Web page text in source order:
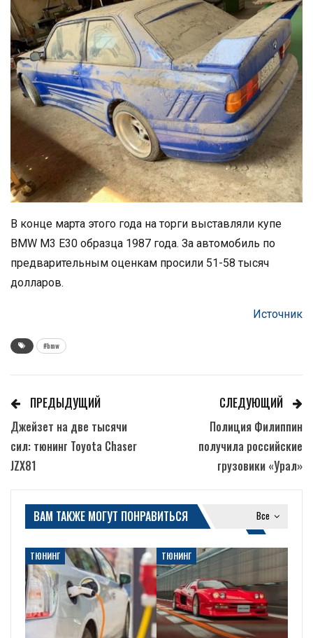
В конце марта этого года на торги выставляли купе
BMW M3 E30 образца 1987 года. За автомобиль по
предварительным оценкам просили 51-58 тысяч
долларов.
Источник
#bmw
ПРЕДЫДУЩИЙ
Джейзет на две тысячи
сил: тюнинг Toyota Chaser
JZX81
СЛЕДУЮЩИЙ
Полиция Филиппин
получила российские
грузовики «Урал»
Все
ВАМ ТАКЖЕ МОГУТ ПОНРАВИТЬСЯ
ТЮНИНГ ТЮНИНГ